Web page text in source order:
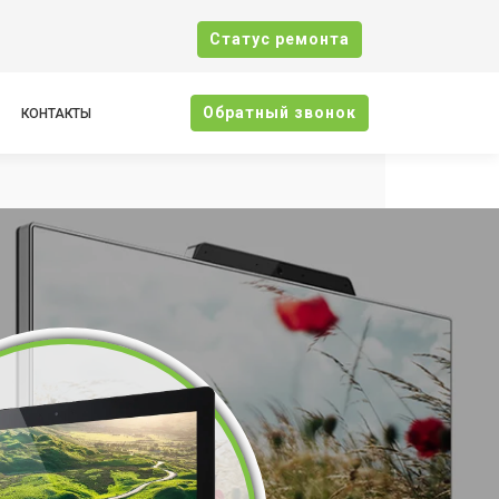
Cтатус ремонта
КОНТАКТЫ Oбратный звонок